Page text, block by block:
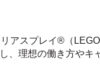
アスプレイ®（
、理想の働き方やキ